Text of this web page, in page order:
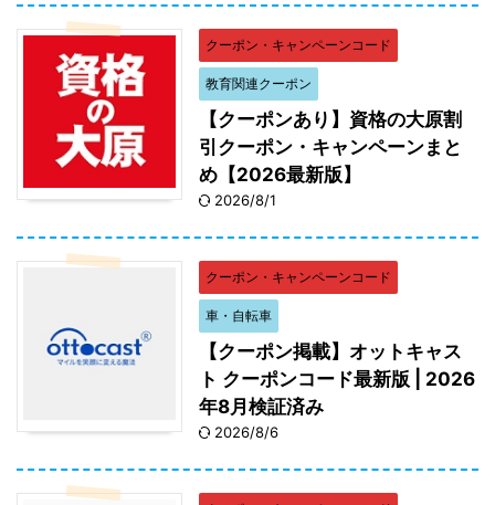
クーポン・キャンペーンコード
教育関連クーポン
【クーポンあり】資格の大原割
引クーポン・キャンペーンまと
め【2026最新版】
2026/8/1
クーポン・キャンペーンコード
車・自転車
【クーポン掲載】オットキャス
ト クーポンコード最新版 | 2026
年8月検証済み
2026/8/6